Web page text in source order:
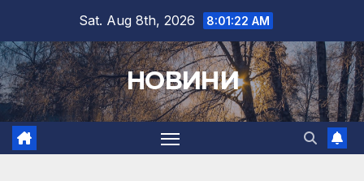
content
Sat. Aug 8th, 2026 8:01:23 AM
НОВИНИ